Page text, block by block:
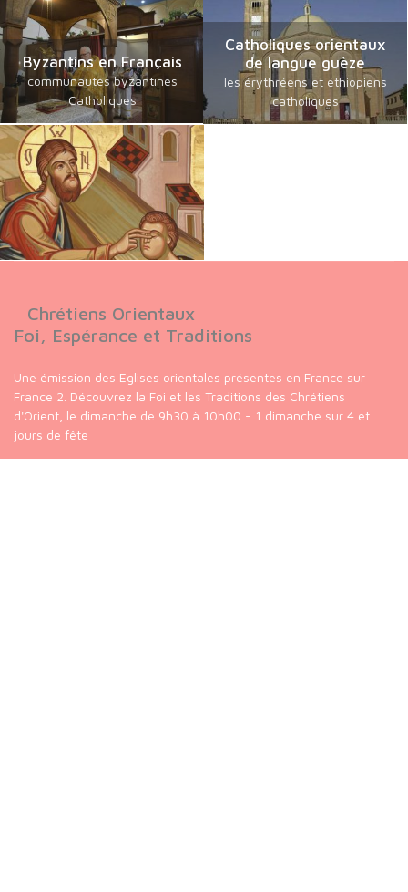
Byzantins en Français
communautés byzantines
Catholiques
Catholiques orientaux
de langue guèze
les érythréens et éthiopiens
catholiques
Chrétiens Orientaux
Foi, Espérance et Traditions
Une émission des Eglises orientales présentes en France sur
France 2. Découvrez la Foi et les Traditions des Chrétiens
d'Orient, le dimanche de 9h30 à 10h00 - 1 dimanche sur 4 et
jours de fête